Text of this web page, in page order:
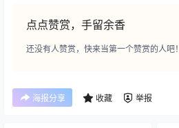
点点赞赏，手留余香
还没有人赞赏，快来当第一个赞赏的人吧！
海报分享 收藏 举报